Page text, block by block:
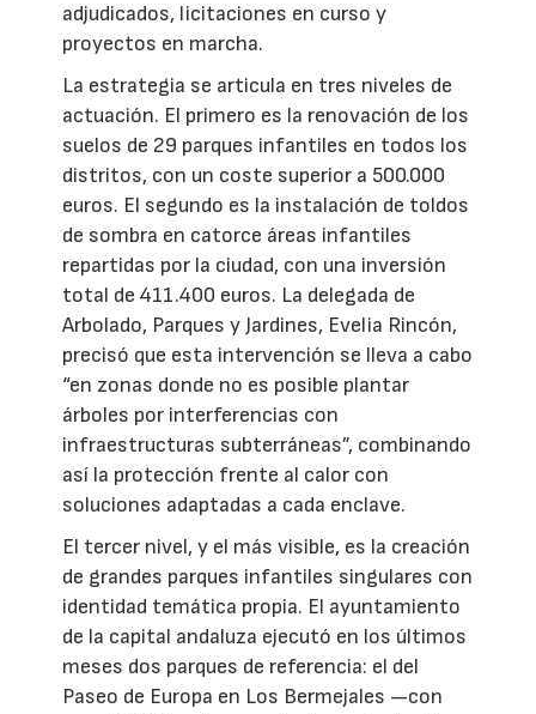
adjudicados, licitaciones en curso y
proyectos en marcha.
La estrategia se articula en tres niveles de
actuación. El primero es la renovación de los
suelos de 29 parques infantiles en todos los
distritos, con un coste superior a 500.000
euros. El segundo es la instalación de toldos
de sombra en catorce áreas infantiles
repartidas por la ciudad, con una inversión
total de 411.400 euros. La delegada de
Arbolado, Parques y Jardines, Evelia Rincón,
precisó que esta intervención se lleva a cabo
“en zonas donde no es posible plantar
árboles por interferencias con
infraestructuras subterráneas”, combinando
así la protección frente al calor con
soluciones adaptadas a cada enclave.
El tercer nivel, y el más visible, es la creación
de grandes parques infantiles singulares con
identidad temática propia. El ayuntamiento
de la capital andaluza ejecutó en los últimos
meses dos parques de referencia: el del
Paseo de Europa en Los Bermejales —con